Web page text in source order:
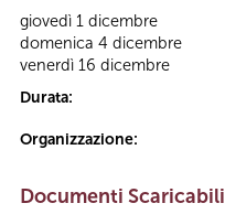
giovedì 1 dicembre
domenica 4 dicembre
venerdì 16 dicembre
Durata:
Organizzazione:
Documenti Scaricabili